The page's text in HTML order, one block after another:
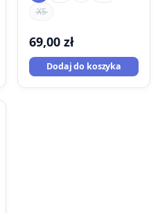
XS
69,00 zł
Dodaj do koszyka